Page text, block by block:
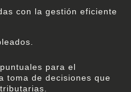
con la gestión eficiente
para el
toma de decisiones que